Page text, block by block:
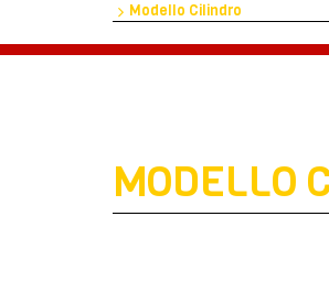
Modello Cilindro
MODELLO